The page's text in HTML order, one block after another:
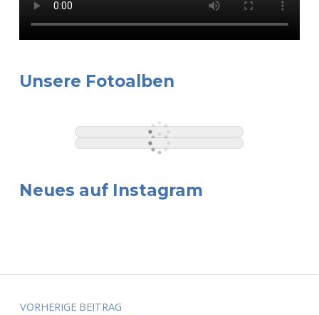
Unsere Fotoalben
Neues auf Instagram
Beitragsnavigation
VORHERIGE BEITRAG